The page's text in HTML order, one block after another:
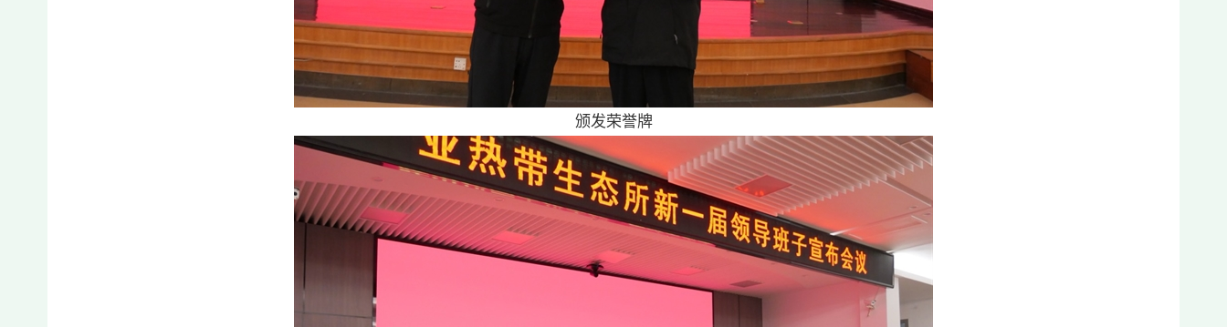
颁发荣誉牌